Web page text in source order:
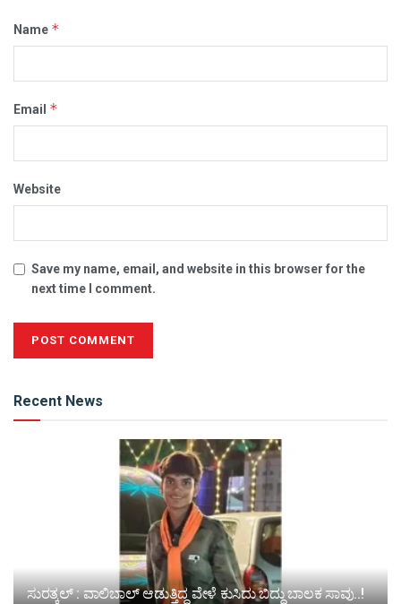
Name *
Email *
Website
Save my name, email, and website in this browser for the
next time I comment.
Recent News
ಸುರತ್ಕಲ್ : ವಾಲಿಬಾಲ್ ಆಡುತ್ತಿದ್ದ ವೇಳೆ ಕುಸಿದು ಬಿದ್ದು ಬಾಲಕ ಸಾವು..!